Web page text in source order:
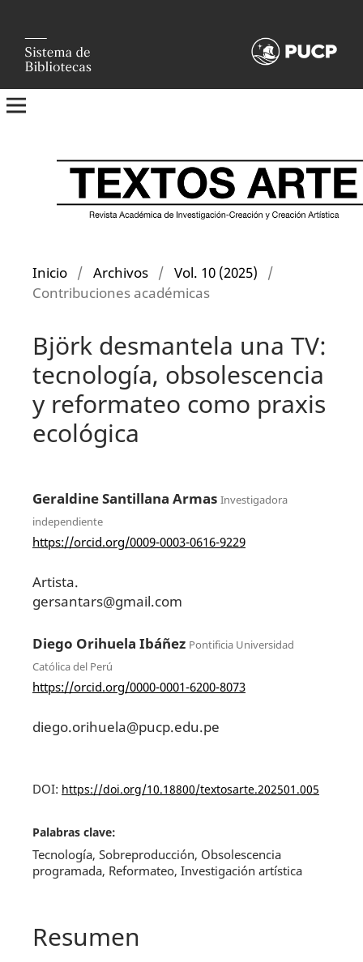
Inicio / Archivos / Vol. 10 (2025)
/
Contribuciones académicas
Björk desmantela una TV:
tecnología, obsolescencia
y reformateo como praxis
ecológica
Geraldine Santillana Armas Investigadora
independiente
https://orcid.org/0009-0003-0616-9229
Artista.
gersantars@gmail.com
Diego Orihuela Ibáñez Pontificia Universidad
Católica del Perú
https://orcid.org/0000-0001-6200-8073
diego.orihuela@pucp.edu.pe
DOI: https://doi.org/10.18800/textosarte.202501.005
Palabras clave:
Tecnología, Sobreproducción, Obsolescencia
programada, Reformateo, Investigación artística
Resumen